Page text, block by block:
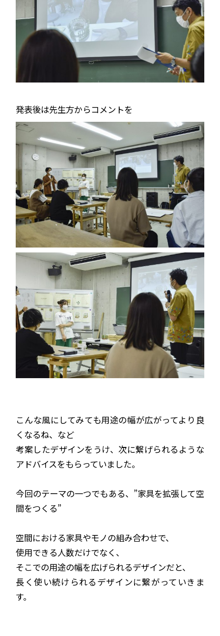
発表後は先生方からコメントを
こんな風にしてみても用途の幅が広がってより良
くなるね、など
考案したデザインをうけ、次に繋げられるような
アドバイスをもらっていました。
今回のテーマの一つでもある、”家具を拡張して空
間をつくる”
空間における家具やモノの組み合わせで、
使用できる人数だけでなく、
そこでの用途の幅を広げられるデザインだと、
長く使い続けられるデザインに繋がっていきま
す。